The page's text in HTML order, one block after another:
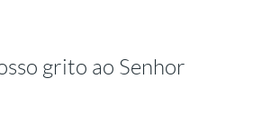
grito ao Senhor